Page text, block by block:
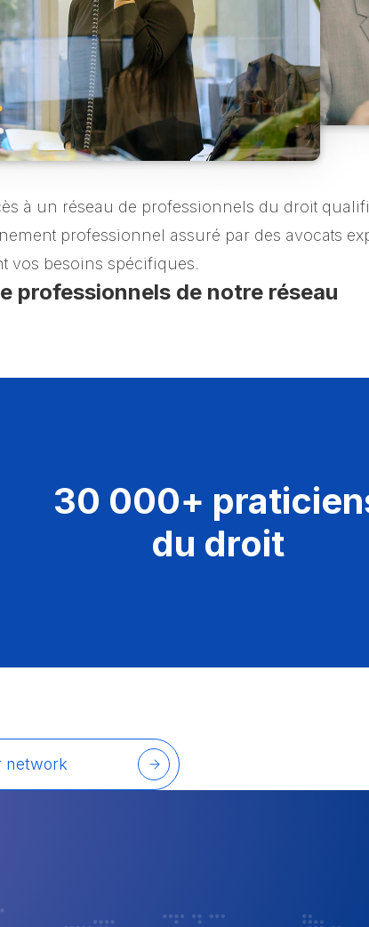
à un réseau de professionnels du droit
professionnel assuré par des avocats
vos besoins spécifiques.
professionnels de notre réseau
30 000+
du droit
network